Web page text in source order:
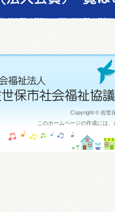
Copyright © 佐世
このホームページの作成には